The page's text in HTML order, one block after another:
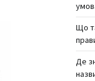
Що
Де